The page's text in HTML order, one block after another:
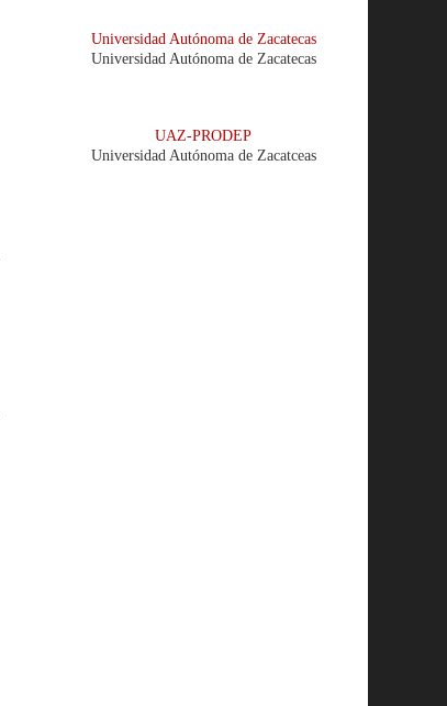
Universidad Autónoma de Zacatecas
Universidad Autónoma de Zacatecas
UAZ-PRODEP
Universidad Autónoma de Zacatceas